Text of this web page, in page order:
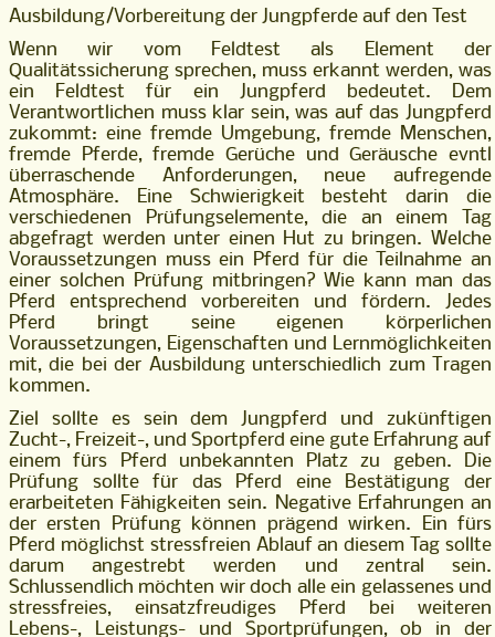
Ausbildung/Vorbereitung der Jungpferde auf den Test
Wenn wir vom Feldtest als Element der
Qualitätssicherung sprechen, muss erkannt werden, was
ein Feldtest für ein Jungpferd bedeutet. Dem
Verantwortlichen muss klar sein, was auf das Jungpferd
zukommt: eine fremde Umgebung, fremde Menschen,
fremde Pferde, fremde Gerüche und Geräusche evntl
überraschende Anforderungen, neue aufregende
Atmosphäre. Eine Schwierigkeit besteht darin die
verschiedenen Prüfungselemente, die an einem Tag
abgefragt werden unter einen Hut zu bringen. Welche
Voraussetzungen muss ein Pferd für die Teilnahme an
einer solchen Prüfung mitbringen? Wie kann man das
Pferd entsprechend vorbereiten und fördern. Jedes
Pferd bringt seine eigenen körperlichen
Voraussetzungen, Eigenschaften und Lernmöglichkeiten
mit, die bei der Ausbildung unterschiedlich zum Tragen
kommen.
Ziel sollte es sein dem Jungpferd und zukünftigen
Zucht-, Freizeit-, und Sportpferd eine gute Erfahrung auf
einem fürs Pferd unbekannten Platz zu geben. Die
Prüfung sollte für das Pferd eine Bestätigung der
erarbeiteten Fähigkeiten sein. Negative Erfahrungen an
der ersten Prüfung können prägend wirken. Ein fürs
Pferd möglichst stressfreien Ablauf an diesem Tag sollte
darum angestrebt werden und zentral sein.
Schlussendlich möchten wir doch alle ein gelassenes und
stressfreies, einsatzfreudiges Pferd bei weiteren
Lebens-, Leistungs- und Sportprüfungen, ob in der